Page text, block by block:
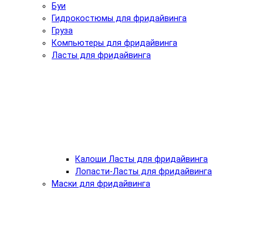
Буи
Гидрокостюмы для фридайвинга
Груза
Компьютеры для фридайвинга
Ласты для фридайвинга
Калоши Ласты для фридайвинга
Лопасти-Ласты для фридайвинга
Маски для фридайвинга